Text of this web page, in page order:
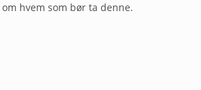
hvem som bør ta denne.